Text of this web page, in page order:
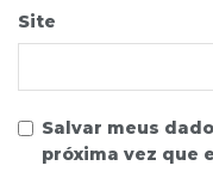
Site
Salvar meus
próxima vez que